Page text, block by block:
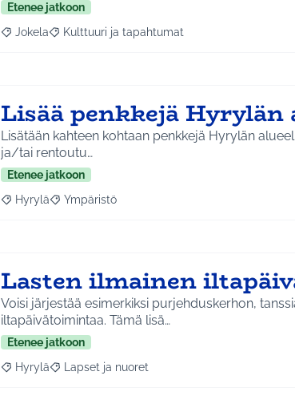
Etenee jatkoon
Rajaa tulokset aihepiirin mukaan: Jokela
Jokela Rajaa tulokset teeman mukaan: Kulttuuri ja
Kulttuuri ja tapahtumat
Lisää penkkejä Hyrylän
Lisätään kahteen kohtaan penkkejä Hyrylän
ja/tai rentoutu…
Etenee jatkoon
Rajaa tulokset aihepiirin mukaan: Hyrylä
Hyrylä Rajaa tulokset teeman mukaan: Ympäristö
Ympäristö
Lasten ilmainen
Voisi järjestää esimerkiksi purjehduskerhon,
iltapäivätoimintaa. Tämä lisä…
Etenee jatkoon
Rajaa tulokset aihepiirin mukaan: Hyrylä
Hyrylä Rajaa tulokset teeman mukaan: Lapset ja
Lapset ja nuoret